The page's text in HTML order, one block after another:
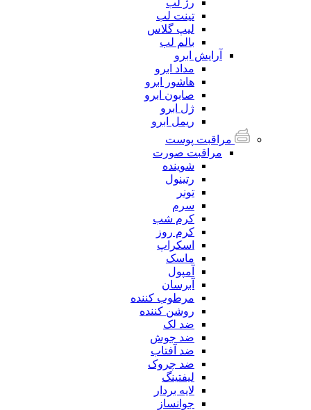
رژ لب
تینت لب
لیپ گلاس
بالم لب
آرایش ابرو
مداد ابرو
هاشور ابرو
صابون ابرو
ژل ابرو
ریمل ابرو
مراقبت پوست
مراقبت صورت
شوینده
رتینول
تونر
سرم
کرم شب
کرم روز
اسکراپ
ماسک
آمپول
آبرسان
مرطوب کننده
روشن کننده
ضد لک
ضد جوش
ضد آفتاب
ضد چروک
لیفتینگ
لایه بردار
جوانساز